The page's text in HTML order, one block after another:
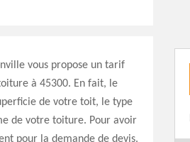
vous propose un tarif
à 45300. En fait, le
de votre toit, le type
de votre toiture. Pour avoir
pour la demande de devis.